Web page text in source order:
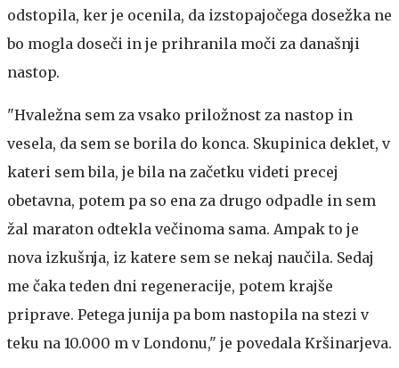
odstopila, ker je ocenila, da izstopajočega dosežka ne
bo mogla doseči in je prihranila moči za današnji
nastop.
"Hvaležna sem za vsako priložnost za nastop in
vesela, da sem se borila do konca. Skupinica deklet, v
kateri sem bila, je bila na začetku videti precej
obetavna, potem pa so ena za drugo odpadle in sem
žal maraton odtekla večinoma sama. Ampak to je
nova izkušnja, iz katere sem se nekaj naučila. Sedaj
me čaka teden dni regeneracije, potem krajše
priprave. Petega junija pa bom nastopila na stezi v
teku na 10.000 m v Londonu," je povedala Kršinarjeva.